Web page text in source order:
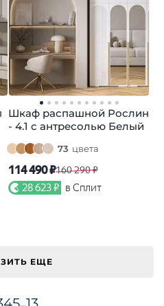
Шкаф распашной Рослин
- 4.1 с антресолью Белый
73 цвета
114 490 ₽160 290 ₽
28 623 ₽ в Сплит
ЕЩЕ
...